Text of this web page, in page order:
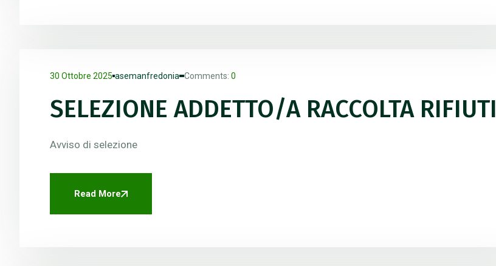
30 Ottobre 2025 asemanfredonia Comments: 0
SELEZIONE ADDETTO/A RACCOLTA RIFIUTI
Avviso di selezione
Read More